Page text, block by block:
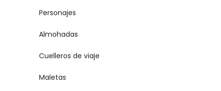
Personajes
Almohadas
Cuelleros de viaje
Maletas